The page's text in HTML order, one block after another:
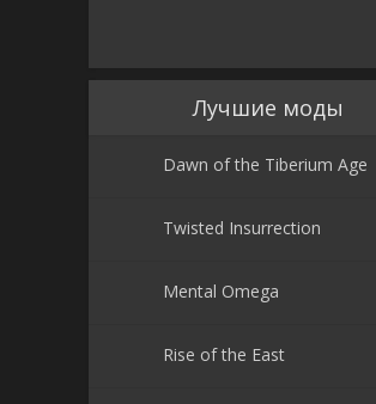
Лучшие моды
Dawn of the Tiberium Age
Twisted Insurrection
Mental Omega
Rise of the East